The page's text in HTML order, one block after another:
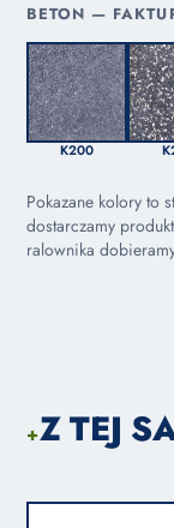
BETON —
K200
Pokazane kolory to
dostarczamy
ralownika
+Z TEJ